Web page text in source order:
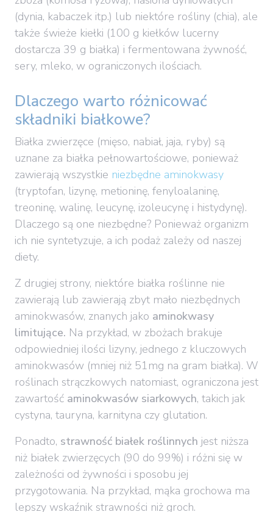
(dynia, kabaczek itp.) lub niektóre rośliny (chia), ale
także świeże kiełki (100 g kiełków lucerny
dostarcza 39 g białka) i fermentowana żywność,
sery, mleko, w ograniczonych ilościach.
Dlaczego warto różnicować
składniki białkowe?
Białka zwierzęce (mięso, nabiał, jaja, ryby) są
uznane za białka pełnowartościowe, ponieważ
zawierają wszystkie niezbędne aminokwasy
(tryptofan, lizynę, metioninę, fenyloalaninę,
treoninę, walinę, leucynę, izoleucynę i histydynę).
Dlaczego są one niezbędne? Ponieważ organizm
ich nie syntetyzuje, a ich podaż zależy od naszej
diety.
Z drugiej strony, niektóre białka roślinne nie
zawierają lub zawierają zbyt mało niezbędnych
aminokwasów, znanych jako aminokwasy
limitujące. Na przykład, w zbożach brakuje
odpowiedniej ilości lizyny, jednego z kluczowych
aminokwasów (mniej niż 51mg na gram białka). W
roślinach strączkowych natomiast, ograniczona jest
zawartość aminokwasów siarkowych, takich jak
cystyna, tauryna, karnityna czy glutation.
Ponadto, strawność białek roślinnych jest niższa
niż białek zwierzęcych (90 do 99%) i różni się w
zależności od żywności i sposobu jej
przygotowania. Na przykład, mąka grochowa ma
lepszy wskaźnik strawności niż groch.